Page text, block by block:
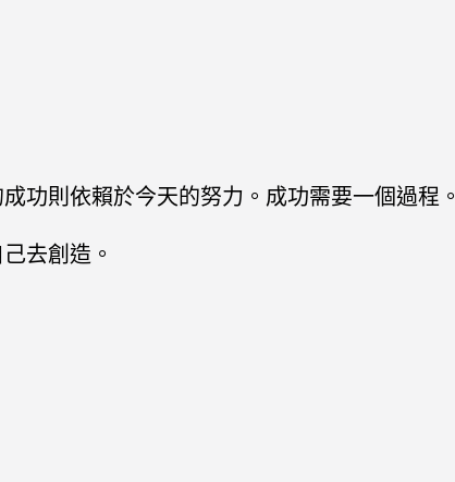
功則依賴於今天的努力。成功需要一個過程。
去創造。